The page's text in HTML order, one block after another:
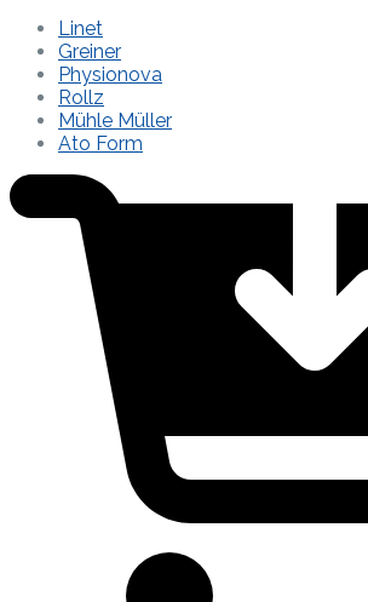
Linet
Greiner
Physionova
Rollz
Mühle Müller
Ato Form